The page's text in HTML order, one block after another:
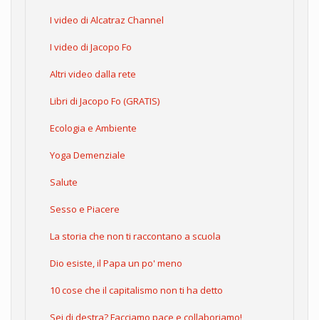
I video di Alcatraz Channel
I video di Jacopo Fo
Altri video dalla rete
Libri di Jacopo Fo (GRATIS)
Ecologia e Ambiente
Yoga Demenziale
Salute
Sesso e Piacere
La storia che non ti raccontano a scuola
Dio esiste, il Papa un po' meno
10 cose che il capitalismo non ti ha detto
Sei di destra? Facciamo pace e collaboriamo!